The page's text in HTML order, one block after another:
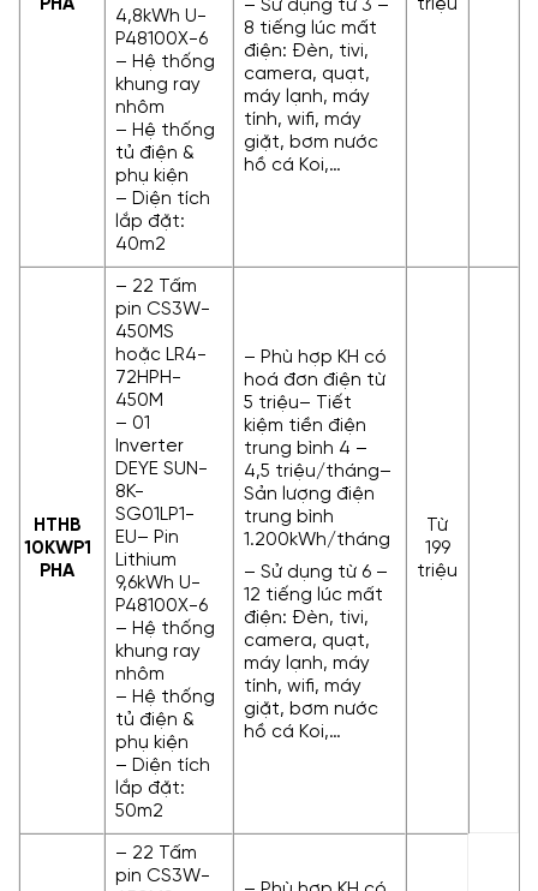
PHA
4,8kWh U-
P48100X-6
– Hệ thống
khung ray
nhôm
– Hệ thống
tủ điện &
phụ kiện
– Diện tích
lắp đặt:
40m2
– Sử dụng từ 3 –
8 tiếng lúc mất
điện: Đèn, tivi,
camera, quạt,
máy lạnh, máy
tính, wifi, máy
giặt, bơm nước
hồ cá Koi,…
triệu
HTHB
10KWP1
PHA
– 22 Tấm
pin CS3W-
450MS
hoặc LR4-
72HPH-
450M
– 01
Inverter
DEYE SUN-
8K-
SG01LP1-
EU– Pin
Lithium
9,6kWh U-
P48100X-6
– Hệ thống
khung ray
nhôm
– Hệ thống
tủ điện &
phụ kiện
– Diện tích
lắp đặt:
50m2
– Phù hợp KH có
hoá đơn điện từ
5 triệu– Tiết
kiệm tiền điện
trung bình 4 –
4,5 triệu/tháng–
Sản lượng điện
trung bình
1.200kWh/tháng
– Sử dụng từ 6 –
12 tiếng lúc mất
điện: Đèn, tivi,
camera, quạt,
máy lạnh, máy
tính, wifi, máy
giặt, bơm nước
hồ cá Koi,…
Từ
199
triệu
– 22 Tấm
pin CS3W-